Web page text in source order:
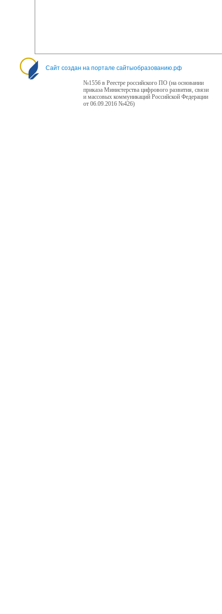
Сайт создан на портале сайтыобразованию.рф
№1556 в Реестре российского ПО (на основании
приказа Министерства цифрового развития, связи
и массовых коммуникаций Российской Федерации
от 06.09.2016 №426)